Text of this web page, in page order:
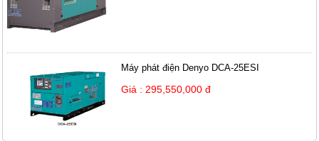
Máy phát điện Denyo DCA-25ESI
Giá : 295,550,000 đ